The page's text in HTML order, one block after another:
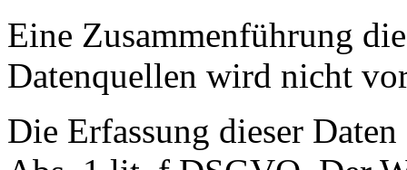
Eine Zusammenführung
Datenquellen wird nicht
Die Erfassung dieser